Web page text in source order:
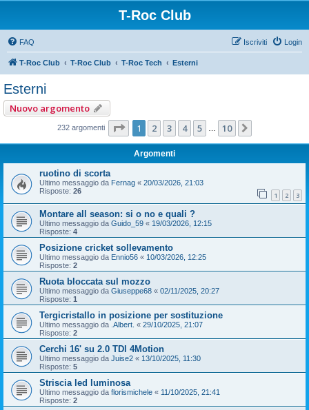
T-Roc Club
FAQ Login
Iscriviti
T-Roc Club T-Roc Club T-Roc Tech Esterni
Esterni
Nuovo argomento
232 argomenti Pagina di 10
1 2 3 4 5 10
Argomenti
ruotino di scorta
Ultimo messaggio da Fernag « 20/03/2026, 21:03
Risposte: 26 1 2 3
Montare all season: si o no e quali ?
Ultimo messaggio da Guido_59 « 19/03/2026, 12:15
Risposte: 4
Posizione cricket sollevamento
Ultimo messaggio da Ennio56 « 10/03/2026, 12:25
Risposte: 2
Ruota bloccata sul mozzo
Ultimo messaggio da Giuseppe68 « 02/11/2025, 20:27
Risposte: 1
Tergicristallo in posizione per sostituzione
Ultimo messaggio da .Albert. « 29/10/2025, 21:07
Risposte: 2
Cerchi 16' su 2.0 TDI 4Motion
Ultimo messaggio da Juise2 « 13/10/2025, 11:30
Risposte: 5
Striscia led luminosa
Ultimo messaggio da florismichele « 11/10/2025, 21:41
Risposte: 2